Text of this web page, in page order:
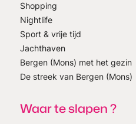
Shopping
Nightlife
Sport & vrije tijd
Jachthaven
Bergen (Mons) met het gezin
De streek van Bergen (Mons)
Waar te slapen ?